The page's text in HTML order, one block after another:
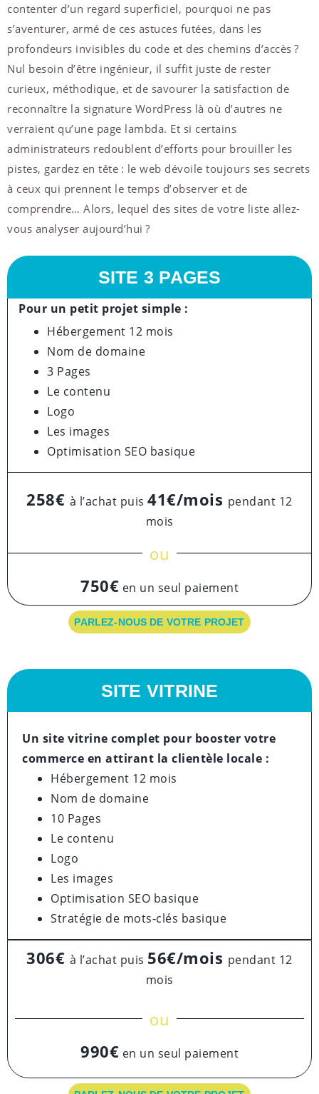
contenter d’un regard superficiel, pourquoi ne pas
s’aventurer, armé de ces astuces futées, dans les
profondeurs invisibles du code et des chemins d’accès ?
Nul besoin d’être ingénieur, il suffit juste de rester
curieux, méthodique, et de savourer la satisfaction de
reconnaître la signature WordPress là où d’autres ne
verraient qu’une page lambda. Et si certains
administrateurs redoublent d’efforts pour brouiller les
pistes, gardez en tête : le web dévoile toujours ses secrets
à ceux qui prennent le temps d’observer et de
comprendre… Alors, lequel des sites de votre liste allez-
vous analyser aujourd’hui ?
SITE 3 PAGES
Pour un petit projet simple :
Hébergement 12 mois
Nom de domaine
3 Pages
Le contenu
Logo
Les images
Optimisation SEO basique
258€ à l’achat puis41€/mois pendant 12
mois
ou
750€ en un seul paiement
PARLEZ-NOUS DE VOTRE PROJET
SITE VITRINE
Un site vitrine complet pour booster votre
commerce en attirant la clientèle locale :
Hébergement 12 mois
Nom de domaine
10 Pages
Le contenu
Logo
Les images
Optimisation SEO basique
Stratégie de mots-clés basique
306€ à l’achat puis 56€/mois pendant 12
mois
ou
990€ en un seul paiement